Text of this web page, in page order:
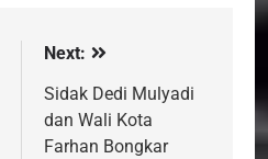
Next:
Sidak Dedi Mulyadi
dan Wali Kota
Farhan Bongkar